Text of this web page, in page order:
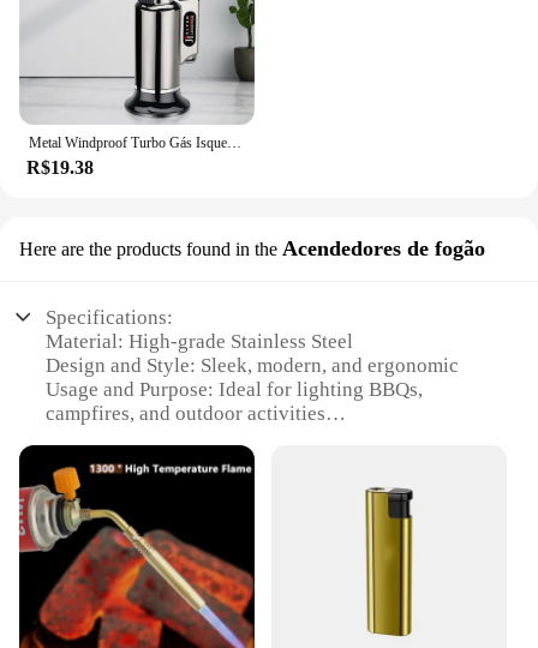
Metal Windproof Turbo Gás Isqueiros, Tocha de soldagem, Poderoso isqueiro para charuto, Cozinha Cozinhando, Chama ajustável, Pistola de pulverização, Homens Presentes
R$19.38
Here are the products found in the Acendedores de fogão
Specifications:
Material: High-grade Stainless Steel
Design and Style: Sleek, modern, and ergonomic
Usage and Purpose: Ideal for lighting BBQs,
campfires, and outdoor activities
easy to use
Parts and Accessories: Comes with a flint wheel for
reliable ignition
Quantity: Available in sets for wholesale and retail
purchase
Features:
**Reliable Ignition for Outdoor Adventures**